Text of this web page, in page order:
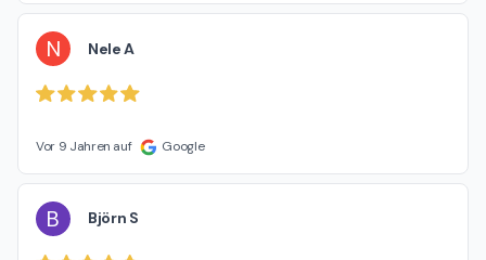
N Nele A
Vor 9 Jahren auf Google
B Björn S